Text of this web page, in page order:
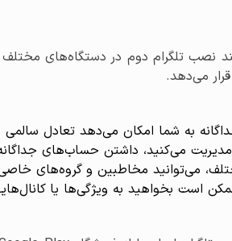
نصب تلگرام دوم در دستگاه‌های
می‌دهد.
به شما امکان می‌دهد تعادل
می‌کنید، داشتن حساب‌های
می‌توانید مخاطبین و گروه‌های
است بخواهید به ویژگی‌ها یا